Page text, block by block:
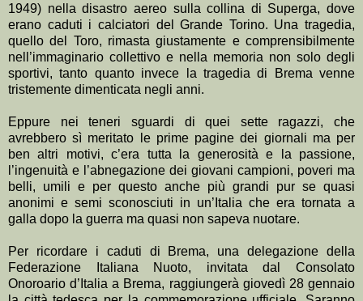
1949) nella disastro aereo sulla collina di Superga, dove
erano caduti i calciatori del Grande Torino. Una tragedia,
quello del Toro, rimasta giustamente e comprensibilmente
nell’immaginario collettivo e nella memoria non solo degli
sportivi, tanto quanto invece la tragedia di Brema venne
tristemente dimenticata negli anni.
Eppure nei teneri sguardi di quei sette ragazzi, che
avrebbero sì meritato le prime pagine dei giornali ma per
ben altri motivi, c’era tutta la generosità e la passione,
l’ingenuità e l’abnegazione dei giovani campioni, poveri ma
belli, umili e per questo anche più grandi pur se quasi
anonimi e semi sconosciuti in un’Italia che era tornata a
galla dopo la guerra ma quasi non sapeva nuotare.
Per ricordare i caduti di Brema, una delegazione della
Federazione Italiana Nuoto, invitata dal Consolato
Onoroario d’Italia a Brema, raggiungerà giovedì 28 gennaio